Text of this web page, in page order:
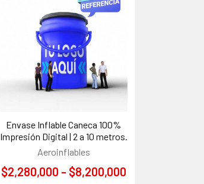
Envase Inflable Caneca 100%
Impresión Digital | 2 a 10 metros.
Aeroinflables
$2,280,000 - $8,200,000